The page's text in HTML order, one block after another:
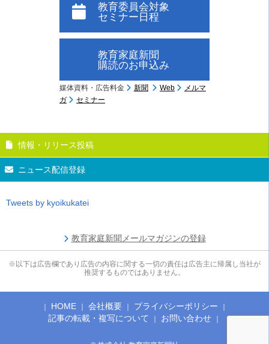
教育委員会対象
セミナー日程
教育家庭新聞
購読のお申込み
媒体資料・広告料金 新聞 Web
メルマ
ガ
セミナー
情報・リリース投稿
ニュース配信登録
Tweets by kyoikukatei
教育家庭新聞メールマガジンの登録
※以下は広告欄であり広告の内容に関する一切の責任は広告主に帰属し当社が
推奨するものではありません。
HOME 会社概要
プライバシーポリシー
記事の転載・複写について
お問い合わせ